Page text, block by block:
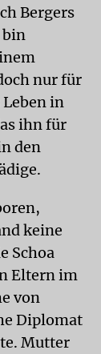
Bergers
nur für
in
ihn für
den
keine
Schoa
Eltern im
von
Diplomat
Mutter